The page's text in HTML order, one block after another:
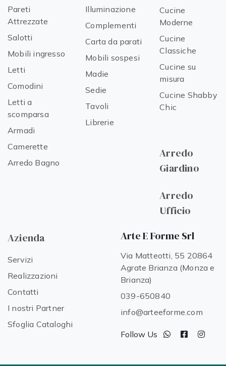
Pareti
Attrezzate
Salotti
Mobili ingresso
Letti
Comodini
Letti a
scomparsa
Armadi
Camerette
Arredo Bagno
Illuminazione
Complementi
Carta da parati
Mobili sospesi
Madie
Sedie
Tavoli
Librerie
Cucine
Moderne
Cucine
Classiche
Cucine su
misura
Cucine Shabby
Chic
Arredo
Giardino
Arredo
Ufficio
Azienda
Servizi
Realizzazioni
Contatti
I nostri Partner
Sfoglia Cataloghi
Arte E Forme Srl
Via Matteotti, 55 20864
Agrate Brianza (Monza e
Brianza)
039-650840
info@arteeforme.com
Follow Us